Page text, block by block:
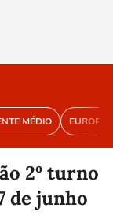
MÉDIO EUROPA
2º turno
de junho